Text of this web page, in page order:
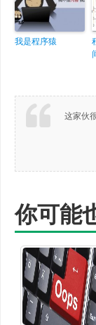
我是程序猿
这家伙
你可能